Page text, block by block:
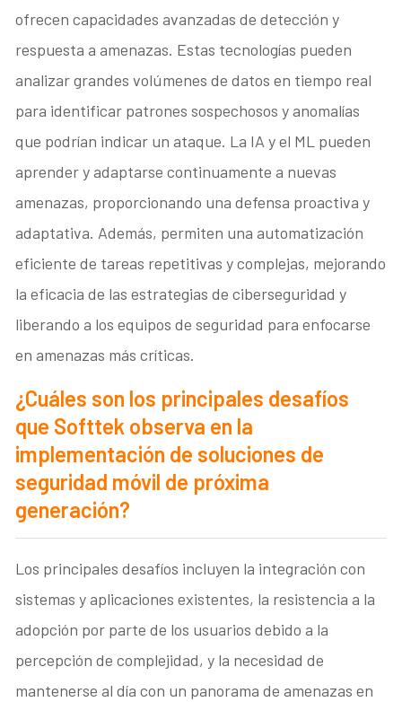
ofrecen capacidades avanzadas de detección y
respuesta a amenazas. Estas tecnologías pueden
analizar grandes volúmenes de datos en tiempo real
para identificar patrones sospechosos y anomalías
que podrían indicar un ataque. La IA y el ML pueden
aprender y adaptarse continuamente a nuevas
amenazas, proporcionando una defensa proactiva y
adaptativa. Además, permiten una automatización
eficiente de tareas repetitivas y complejas, mejorando
la eficacia de las estrategias de ciberseguridad y
liberando a los equipos de seguridad para enfocarse
en amenazas más críticas.
¿Cuáles son los principales desafíos
que Softtek observa en la
implementación de soluciones de
seguridad móvil de próxima
generación?
Los principales desafíos incluyen la integración con
sistemas y aplicaciones existentes, la resistencia a la
adopción por parte de los usuarios debido a la
percepción de complejidad, y la necesidad de
mantenerse al día con un panorama de amenazas en